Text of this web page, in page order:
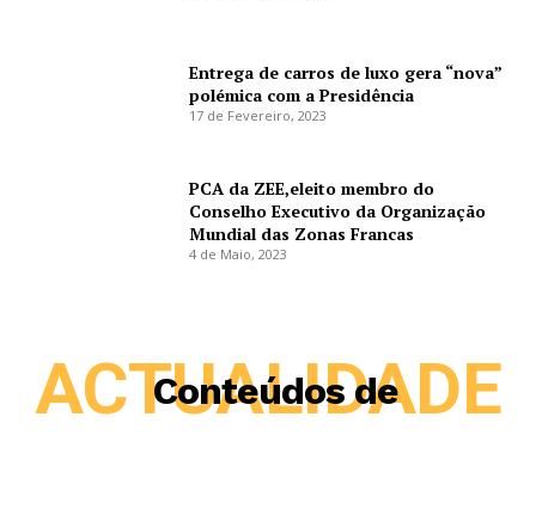
Entrega de carros de luxo gera “nova”
polémica com a Presidência
17 de Fevereiro, 2023
PCA da ZEE,eleito membro do
Conselho Executivo da Organização
Mundial das Zonas Francas
4 de Maio, 2023
Conteúdos de
ACTUALIDADE